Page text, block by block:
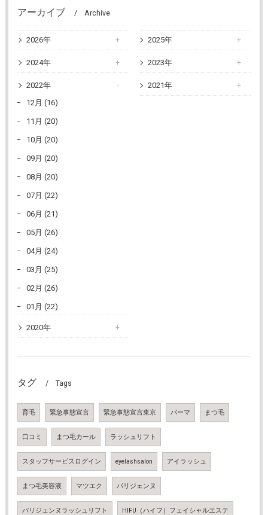
アーカイブ Archive
2026年 2025年
2024年 2023年
2022年
12月 (16)
11月 (20)
10月 (20)
09月 (20)
08月 (20)
07月 (22)
06月 (21)
05月 (26)
04月 (24)
03月 (25)
02月 (26)
01月 (22)
2021年
2020年
タグ Tags
育毛 緊急事態宣言 緊急事態宣言東京 パーマ まつ毛
口コミ まつ毛カール ラッシュリフト
スタッフサービスログイン eyelashsalon アイラッシュ
まつ毛美容液 マツエク パリジェンヌ
パリジェンヌラッシュリフト HIFU（ハイフ）フェイシャルエステ